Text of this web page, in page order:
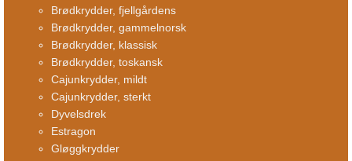
Brødkrydder, fjellgårdens
Brødkrydder, gammelnorsk
Brødkrydder, klassisk
Brødkrydder, toskansk
Cajunkrydder, mildt
Cajunkrydder, sterkt
Dyvelsdrek
Estragon
Gløggkrydder